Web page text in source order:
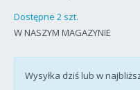
Dostępne 2 szt.
W NASZYM MAGAZYNIE
Wysyłka dziś lub w